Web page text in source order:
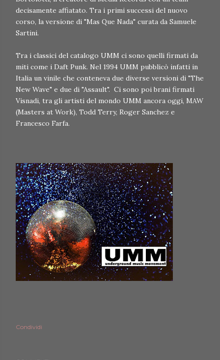
decisamente affiatato. Tra i primi successi del nuovo
corso, la versione di "Mas Que Nada" curata da Samuele
Sartini.
Tra i classici del catalogo UMM ci sono quelli firmati da
miti come i Daft Punk. Nel 1994 UMM pubblicò infatti in
Italia un vinile che conteneva due diverse versioni di "The
New Wave" e due di "Assault". Ci sono poi brani firmati
Visnadi, tra gli artisti del mondo UMM ancora oggi, MAW
(Masters at Work), Todd Terry, Roger Sanchez e
Francesco Farfa.
Condividi